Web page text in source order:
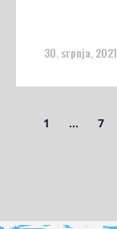
30. srpnja, 2021
1 … 7